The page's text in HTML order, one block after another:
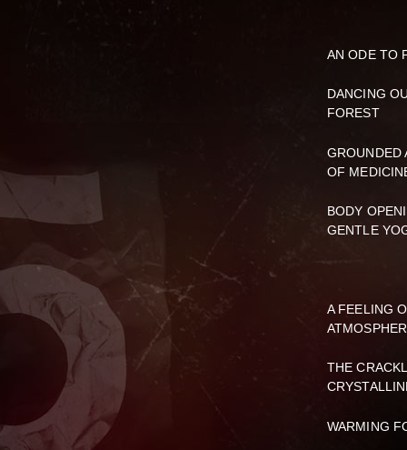
AN ODE TO
DANCING
FOREST
GROUNDED
OF
BODY
GENTLE
A FEELING
THE
WARMING